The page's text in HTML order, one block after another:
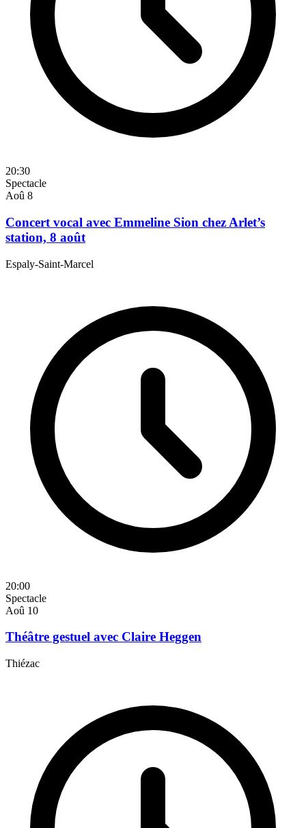
20:30
Spectacle
Aoû 8
Concert vocal avec Emmeline Sion chez Arlet’s
station, 8 août
Espaly-Saint-Marcel
20:00
Spectacle
Aoû 10
Théâtre gestuel avec Claire Heggen
Thiézac